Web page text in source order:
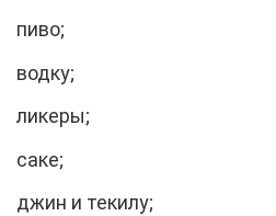
пиво;
водку;
ликеры;
саке;
джин и текилу;